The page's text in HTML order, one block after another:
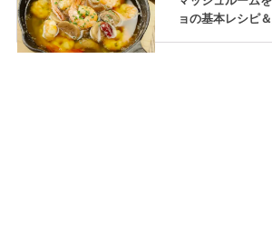
ョの基本レシピ